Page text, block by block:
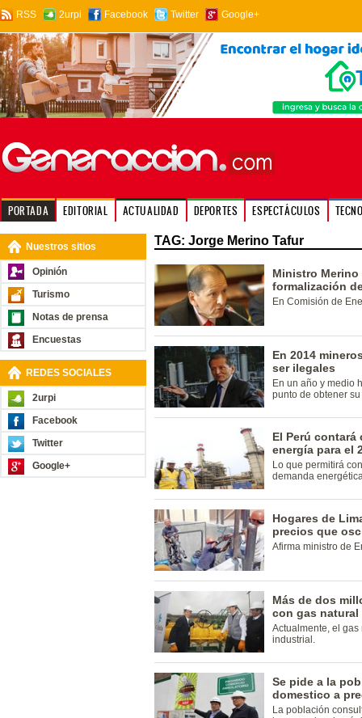
RSS 2urpi Facebook Twitter Google+
PORTADA EDITORIAL ACTUALIDAD DEPORTES ESPECTÁCULOS
Nuestros sitios
Opinión
Turismo
Notas de prensa
Encuestas
REDES SOCIALES
2urpi
Facebook
Twitter
Google+
TAG: Jorge Merino Tafur
Ministro
formalización
En Comisión de
En 2014
ser ilegales
En un año y medio
punto de obtener
El Perú contará
energía para el
Lo que permitirá
demanda
Hogares de
precios que
Afirma ministro de
Más de dos
con gas natural
Actualmente, el
industrial.
Se pide a la
domestico a
La población